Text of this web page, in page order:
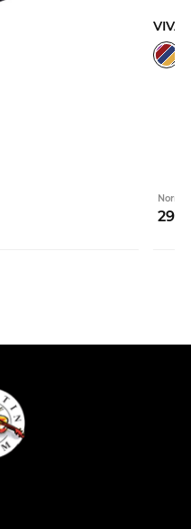
VIVA
29,